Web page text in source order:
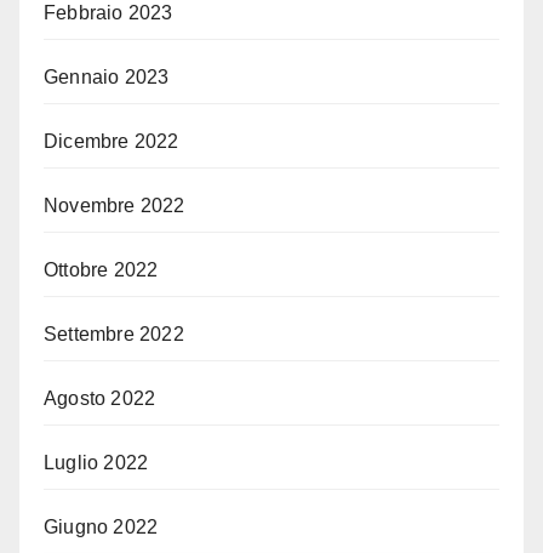
Febbraio 2023
Gennaio 2023
Dicembre 2022
Novembre 2022
Ottobre 2022
Settembre 2022
Agosto 2022
Luglio 2022
Giugno 2022